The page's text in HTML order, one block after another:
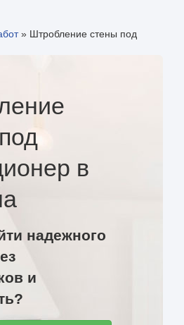
» Штробление стены под
в
надежного
и